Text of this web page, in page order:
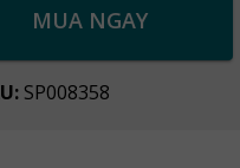
MUA NGAY
SP008358